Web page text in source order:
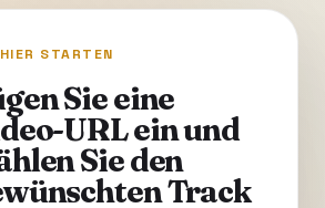
HIER STARTEN
Sie eine
URL ein und
Sie den
Track